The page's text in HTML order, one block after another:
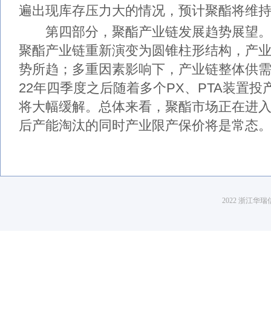
遍出现库存压力大的情况，预计聚酯将维
第四部分，聚酯产业链发展趋势展望。
聚酯产业链重新演变为圆锥柱形结构，产
势所趋；多重因素影响下，产业链整体供
22年四季度之后随着多个PX、PTA装置投
将大幅缓解。总体来看，聚酯市场正在进
后产能淘汰的同时产业限产保价将是常态。
2022 浙江华瑞